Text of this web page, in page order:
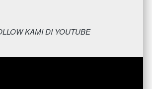
KAMI DI YOUTUBE